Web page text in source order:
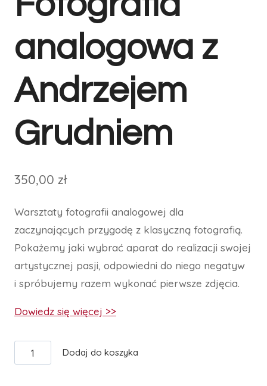
analogowa z
Andrzejem
Grudniem
350,00 zł
Warsztaty fotografii analogowej dla
zaczynających przygodę z klasyczną fotografią.
Pokażemy jaki wybrać aparat do realizacji swojej
artystycznej pasji, odpowiedni do niego negatyw
i spróbujemy razem wykonać pierwsze zdjęcia.
Dowiedz się więcej >>
ilość
Fotografia
Dodaj do koszyka